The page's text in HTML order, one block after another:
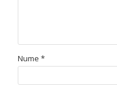
Nume *